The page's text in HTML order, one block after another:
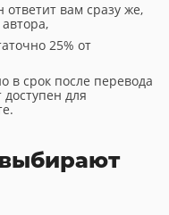
вам сразу же,
25% от
в срок после перевода
для